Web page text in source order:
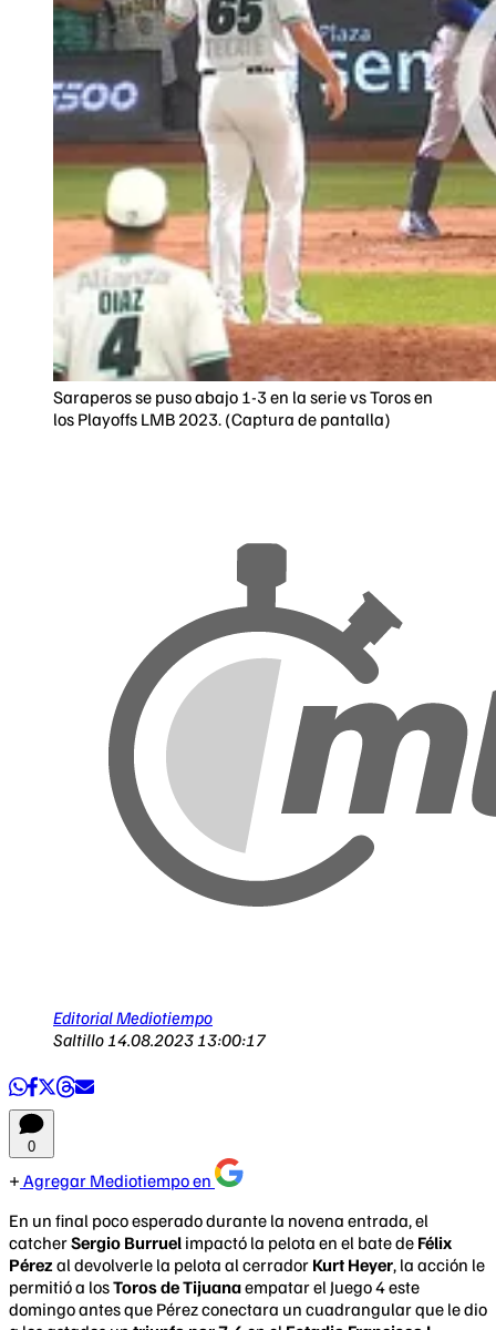
Saraperos se puso abajo 1-3 en la serie vs Toros en
los Playoffs LMB 2023. (Captura de pantalla)
Editorial Mediotiempo
Saltillo 14.08.2023 13:00:17
0
Agregar Mediotiempo en
En un final poco esperado durante la novena entrada, el
catcherSergio Burruel impactó la pelota en el bate de Félix
Pérez al devolverle la pelota al cerrador Kurt Heyer, la acción le
permitió a losToros de Tijuanaempatar el Juego 4 este
domingo antes que Pérez conectara un cuadrangular que le dio